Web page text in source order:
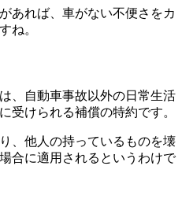
あれば、車がない不便さをカ
ね。
、自動車事故以外の日常生活
受けられる補償の特約です。
、他人の持っているものを壊
合に適用されるというわけで